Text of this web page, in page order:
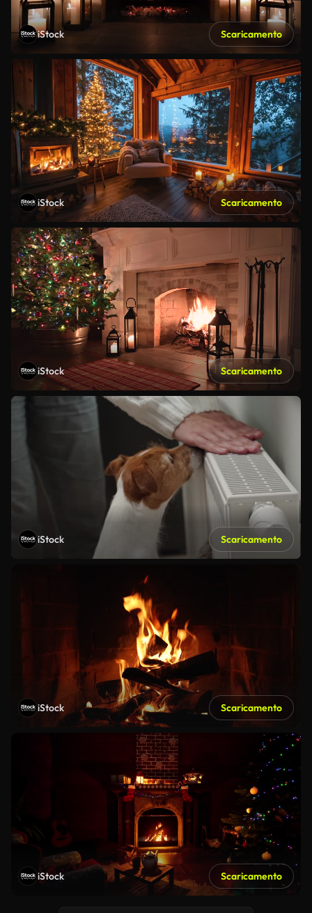
iStock Scaricamento
iStock Scaricamento
iStock Scaricamento
iStock Scaricamento
iStock Scaricamento
iStock Scaricamento